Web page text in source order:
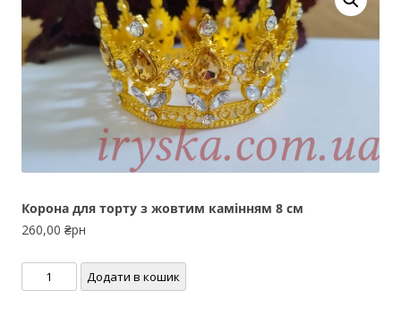
Корона для торту з жовтим камінням 8 см
260,00 ₴рн
Корона
для
Додати в кошик